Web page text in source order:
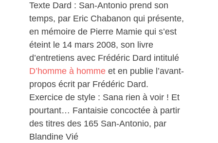
Texte Dard : San-Antonio prend son
temps, par Eric Chabanon qui présente,
en mémoire de Pierre Mamie qui s’est
éteint le 14 mars 2008, son livre
d’entretiens avec Frédéric Dard intitulé
D’homme à homme et en publie l’avant-
propos écrit par Frédéric Dard.
Exercice de style : Sana rien à voir ! Et
pourtant… Fantaisie concoctée à partir
des titres des 165 San-Antonio, par
Blandine Vié